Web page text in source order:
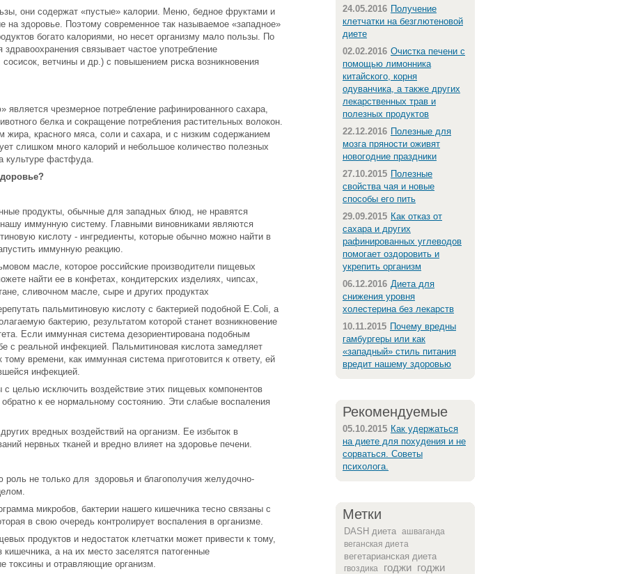
24.05.2016 Получение
клетчатки на безглютеновой
диете
02.02.2016 Очистка печени с
помощью лимонника
китайского, корня
одуванчика, а также других
лекарственных трав и
полезных продуктов
22.12.2016 Полезные для
мозга пряности оживят
новогодние праздники
27.10.2015 Полезные
свойства чая и новые
способы его пить
29.09.2015 Как отказ от
сахара и других
рафинированных углеводов
помогает оздоровить и
укрепить организм
06.12.2016 Диета для
снижения уровня
холестерина без лекарств
10.11.2015 Почему вредны
гамбургеры или как
«западный» стиль питания
вредит нашему здоровью
Рекомендуемые
05.10.2015 Как удержаться
на диете для похудения и не
сорваться. Советы
психолога.
Метки
DASH диета ашваганда
веганская диета
вегетарианская диета
гвоздика годжи годжи
они содержат «пустые» калории. Меню, бедное фруктами и
на здоровье. Поэтому современное так называемое «западное»
богато калориями, но несет организму мало пользы. По
связывает частое употребление
ветчины и др.) с повышением риска возникновения
чрезмерное потребление рафинированного сахара,
белка и сокращение потребления растительных волокон.
красного мяса, соли и сахара, и с низким содержанием
слишком много калорий и небольшое количество полезных
культуре фастфуда.
продукты, обычные для западных блюд, не нравятся
иммунную систему. Главными виновниками являются
кислоту - ингредиенты, которые обычно можно найти в
иммунную реакцию.
масле, которое российские производители пищевых
найти ее в конфетах, кондитерских изделиях, чипсах,
сливочном масле, сыре и других продуктах
пальмитиновую кислоту с бактерией подобной E.Coli, а
бактерию, результатом которой станет возникновение
Если иммунная система дезориентирована подобным
с реальной инфекцией. Пальмитиновая кислота замедляет
времени, как иммунная система приготовится к ответу, ей
инфекцией.
целью исключить воздействие этих пищевых компонентов
к ее нормальному состоянию. Эти слабые воспаления
вредных воздействий на организм. Ее избыток в
нервных тканей и вредно влияет на здоровье печени.
роль не только для здоровья и благополучия желудочно-
микробов, бактерии нашего кишечника тесно связаны с
в свою очередь контролирует воспаления в организме.
продуктов и недостаток клетчатки может привести к тому,
а на их место заселятся патогенные
токсины и отравляющие организм.